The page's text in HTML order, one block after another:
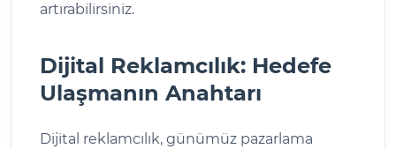
artırabilirsiniz.
Dijital Reklamcılık: Hedefe
Ulaşmanın Anahtarı
Dijital reklamcılık, günümüz pazarlama